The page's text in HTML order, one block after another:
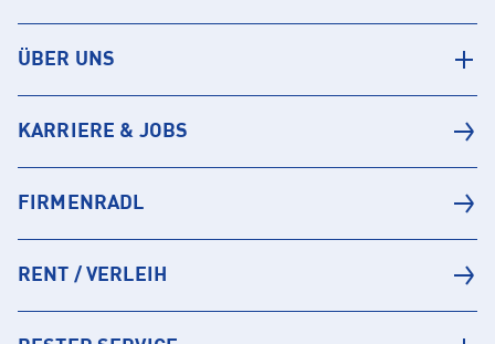
ÜBER UNS
KARRIERE & JOBS
FIRMENRADL
RENT / VERLEIH